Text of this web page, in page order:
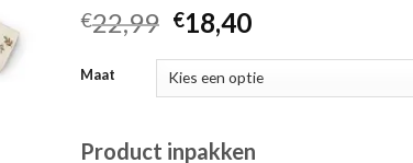
€22,99 Oorspronkelijke
prijs
was:
€22,99.
€18,40Huidige
is:
€18,40.
Maat
Product inpakken